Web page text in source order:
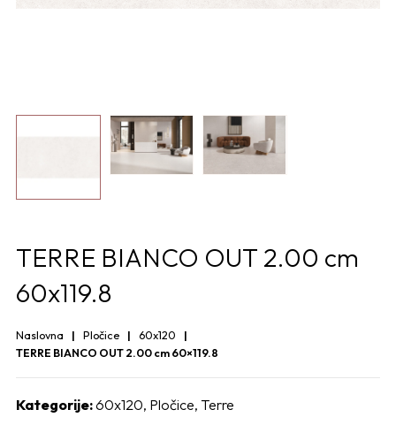
TERRE BIANCO OUT 2.00 cm
60x119.8
Naslovna Pločice
60x120
TERRE BIANCO OUT 2.00 cm 60×119.8
Kategorije:60x120, Pločice, Terre